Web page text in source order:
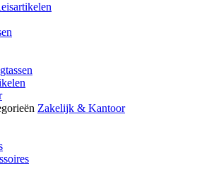
Zakelijk & Kantoor